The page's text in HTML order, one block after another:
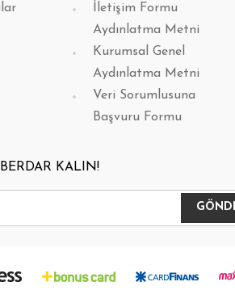
İletişim Formu
Aydınlatma Metni
Kurumsal Genel
Aydınlatma Metni
Veri Sorumlusuna
Başvuru Formu
KALIN!